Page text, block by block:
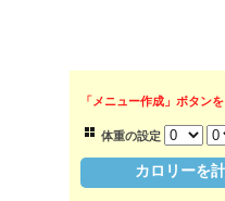
「メニュー作成」ボタン
体重の設定